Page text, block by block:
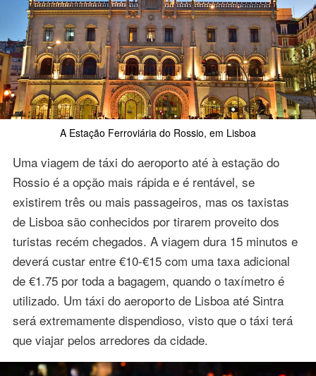
A Estação Ferroviária do Rossio, em Lisboa
Uma viagem de táxi do aeroporto até à estação do
Rossio é a opção mais rápida e é rentável, se
existirem três ou mais passageiros, mas os taxistas
de Lisboa são conhecidos por tirarem proveito dos
turistas recém chegados. A viagem dura 15 minutos e
deverá custar entre €10-€15 com uma taxa adicional
de €1.75 por toda a bagagem, quando o taxímetro é
utilizado. Um táxi do aeroporto de Lisboa até Sintra
será extremamente dispendioso, visto que o táxi terá
que viajar pelos arredores da cidade.